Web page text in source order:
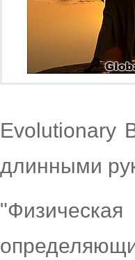
Evolutionary
длинными